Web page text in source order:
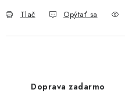
Tlač Opýtať sa
Doprava zadarmo